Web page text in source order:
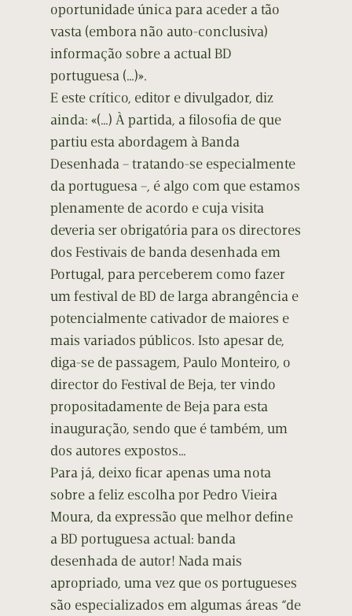
oportunidade única para aceder a tão
vasta (embora não auto-conclusiva)
informação sobre a actual BD
portuguesa (…)».
E este crítico, editor e divulgador, diz
ainda: «(…) À partida, a filosofia de que
partiu esta abordagem à Banda
Desenhada – tratando-se especialmente
da portuguesa –, é algo com que estamos
plenamente de acordo e cuja visita
deveria ser obrigatória para os directores
dos Festivais de banda desenhada em
Portugal, para perceberem como fazer
um festival de BD de larga abrangência e
potencialmente cativador de maiores e
mais variados públicos. Isto apesar de,
diga-se de passagem, Paulo Monteiro, o
director do Festival de Beja, ter vindo
propositadamente de Beja para esta
inauguração, sendo que é também, um
dos autores expostos…
Para já, deixo ficar apenas uma nota
sobre a feliz escolha por Pedro Vieira
Moura, da expressão que melhor define
a BD portuguesa actual: banda
desenhada de autor! Nada mais
apropriado, uma vez que os portugueses
são especializados em algumas áreas “de